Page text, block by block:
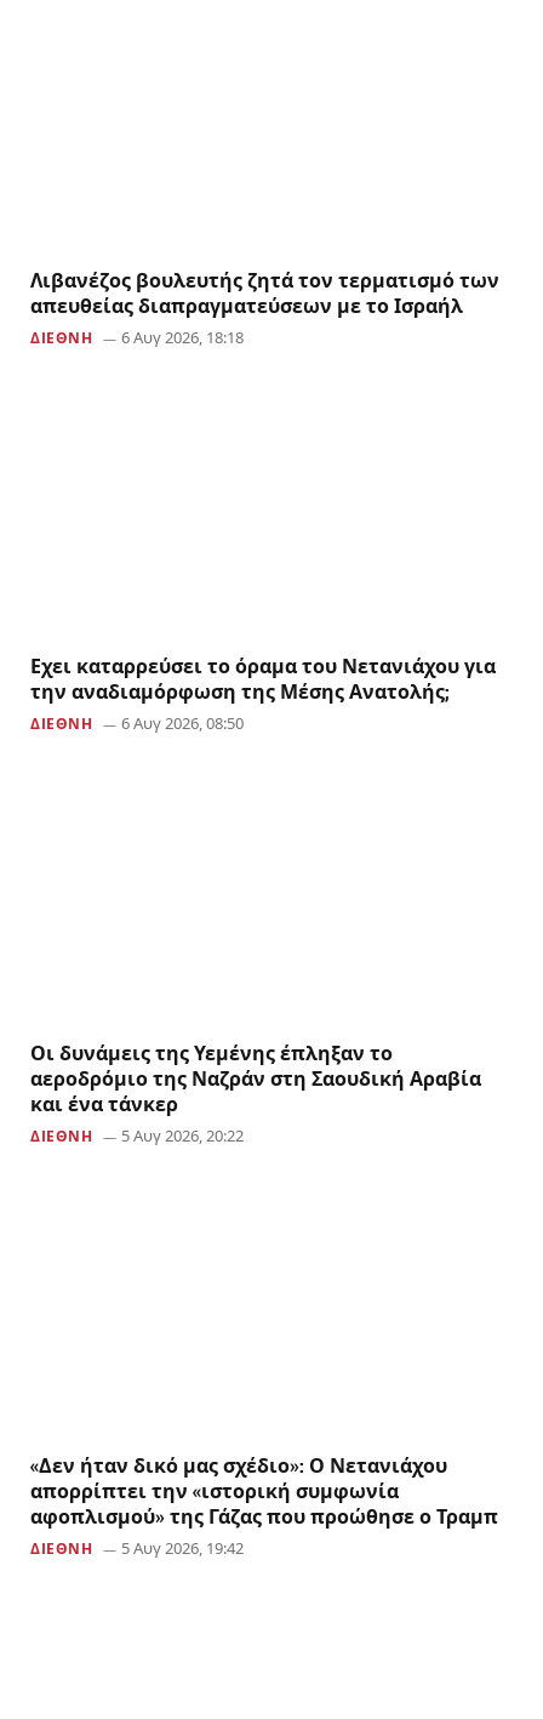
Λιβανέζος βουλευτής ζητά τον τερματισμό των
απευθείας διαπραγματεύσεων με το Ισραήλ
ΔΙΕΘΝΗ 6 Αυγ 2026, 18:18
Εχει καταρρεύσει το όραμα του Νετανιάχου για
την αναδιαμόρφωση της Μέσης Ανατολής;
ΔΙΕΘΝΗ 6 Αυγ 2026, 08:50
Οι δυνάμεις της Υεμένης έπληξαν το
αεροδρόμιο της Ναζράν στη Σαουδική Αραβία
και ένα τάνκερ
ΔΙΕΘΝΗ 5 Αυγ 2026, 20:22
«Δεν ήταν δικό μας σχέδιο»: Ο Νετανιάχου
απορρίπτει την «ιστορική συμφωνία
αφοπλισμού» της Γάζας που προώθησε ο Τραμπ
ΔΙΕΘΝΗ 5 Αυγ 2026, 19:42